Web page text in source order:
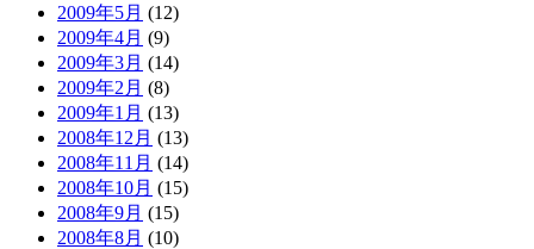
2009年5月 (12)
2009年4月 (9)
2009年3月 (14)
2009年2月 (8)
2009年1月 (13)
2008年12月 (13)
2008年11月 (14)
2008年10月 (15)
2008年9月 (15)
2008年8月 (10)